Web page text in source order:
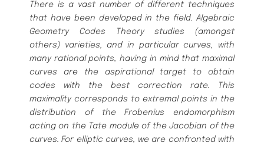
There is a vast number of different techniques
that have been developed in the field. Algebraic
Geometry Codes Theory studies (amongst
others) varieties, and in particular curves, with
many rational points, having in mind that maximal
curves are the aspirational target to obtain
codes with the best correction rate. This
maximality corresponds to extremal points in the
distribution of the Frobenius endomorphism
acting on the Tate module of the Jacobian of the
curves. For elliptic curves, we are confronted with